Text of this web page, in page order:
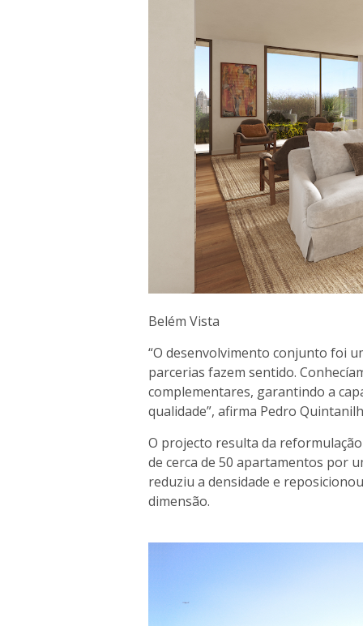
Belém Vista
“O desenvolvimento conjunto foi
parcerias fazem sentido.
complementares, garantindo a
qualidade”, afirma Pedro
O projecto resulta da
de cerca de 50 apartamentos por
reduziu a densidade e
dimensão.